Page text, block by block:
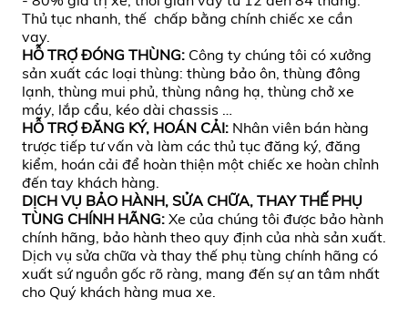
Thủ tục nhanh, thế chấp bằng chính chiếc xe cần
vay.
HỖ TRỢ ĐÓNG THÙNG: Công ty chúng tôi có xưởng
sản xuất các loại thùng: thùng bảo ôn, thùng đông
lạnh, thùng mui phủ, thùng nâng hạ, thùng chở xe
máy, lắp cẩu, kéo dài chassis …
HỖ TRỢ ĐĂNG KÝ, HOÁN CẢI: Nhân viên bán hàng
trược tiếp tư vấn và làm các thủ tục đăng ký, đăng
kiểm, hoán cải để hoàn thiện một chiếc xe hoàn chỉnh
đến tay khách hàng.
DỊCH VỤ BẢO HÀNH, SỬA CHỮA, THAY THẾ PHỤ
TÙNG CHÍNH HÃNG: Xe của chúng tôi được bảo hành
chính hãng, bảo hành theo quy định của nhà sản xuất.
Dịch vụ sửa chữa và thay thế phụ tùng chính hãng có
xuất sứ nguồn gốc rõ ràng, mang đến sự an tâm nhất
cho Quý khách hàng mua xe.